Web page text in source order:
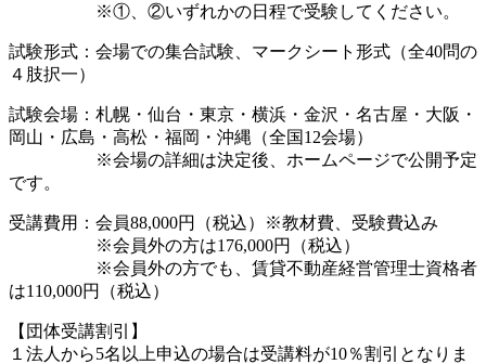
※①、②いずれかの日程で受験してください。
試験形式：会場での集合試験、マークシート形式（全40問の
４肢択一）
試験会場：札幌・仙台・東京・横浜・金沢・名古屋・大阪・
岡山・広島・高松・福岡・沖縄（全国12会場）
※会場の詳細は決定後、ホームページで公開予定
です。
受講費用：会員88,000円（税込）※教材費、受験費込み
※会員外の方は176,000円（税込）
※会員外の方でも、賃貸不動産経営管理士資格者
は110,000円（税込）
【団体受講割引】
１法人から5名以上申込の場合は受講料が10％割引となりま